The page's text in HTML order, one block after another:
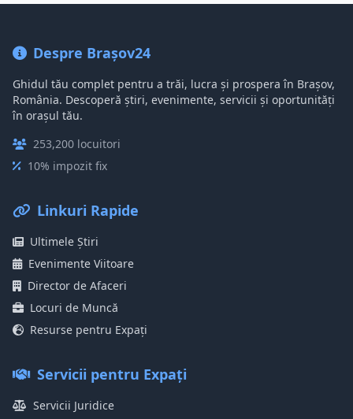
Despre Brașov24
Ghidul tău complet pentru a trăi, lucra și prospera în Brașov,
România. Descoperă știri, evenimente, servicii și oportunități
în orașul tău.
253,200 locuitori
10% impozit fix
Linkuri Rapide
Ultimele Știri
Evenimente Viitoare
Director de Afaceri
Locuri de Muncă
Resurse pentru Expați
Servicii pentru Expați
Servicii Juridice